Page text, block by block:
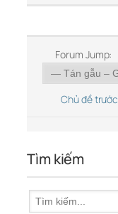
Forum Jump:
Chủ đề trước
Tìm kiếm